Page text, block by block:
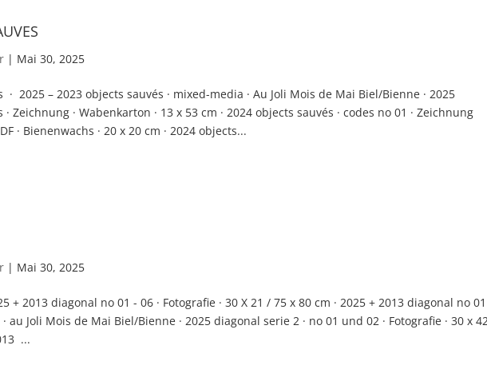
| Mai 30, 2025
· 2025 – 2023 objects sauvés · mixed-media · Au Joli Mois de Mai Biel/Bienne · 2025
Zeichnung · Wabenkarton · 13 x 53 cm · 2024 objects sauvés · codes no 01 · Zeichnung
· Bienenwachs · 20 x 20 cm · 2024 objects...
| Mai 30, 2025
+ 2013 diagonal no 01 - 06 · Fotografie · 30 X 21 / 75 x 80 cm · 2025 + 2013 diagonal no
· au Joli Mois de Mai Biel/Bienne · 2025 diagonal serie 2 · no 01 und 02 · Fotografie · 30 x
...